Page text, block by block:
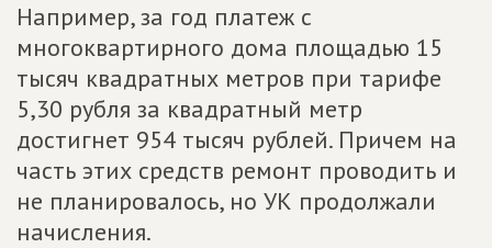
Например, за год платеж с
многоквартирного дома площадью 15
тысяч квадратных метров при тарифе
5,30 рубля за квадратный метр
достигнет 954 тысяч рублей. Причем на
часть этих средств ремонт проводить и
не планировалось, но УК продолжали
начисления.